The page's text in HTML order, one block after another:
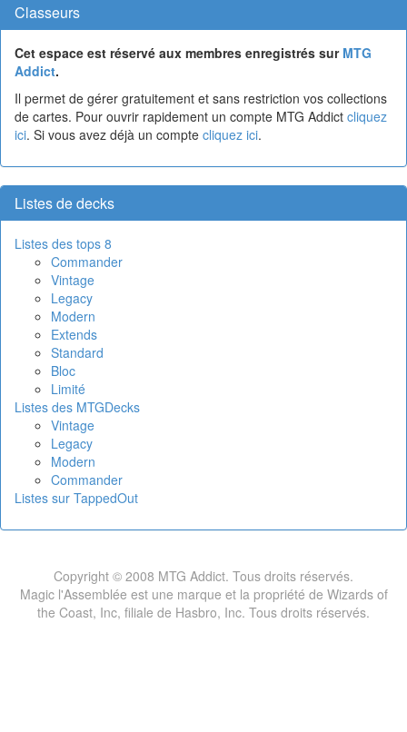
Classeurs
Cet espace est réservé aux membres enregistrés sur MTG
Addict.
Il permet de gérer gratuitement et sans restriction vos collections
de cartes. Pour ouvrir rapidement un compte MTG Addict cliquez
ici. Si vous avez déjà un compte cliquez ici.
Listes de decks
Listes des tops 8
Commander
Vintage
Legacy
Modern
Extends
Standard
Bloc
Limité
Listes des MTGDecks
Vintage
Legacy
Modern
Commander
Listes sur TappedOut
Copyright © 2008 MTG Addict. Tous droits réservés.
Magic l'Assemblée est une marque et la propriété de Wizards of
the Coast, Inc, filiale de Hasbro, Inc. Tous droits réservés.